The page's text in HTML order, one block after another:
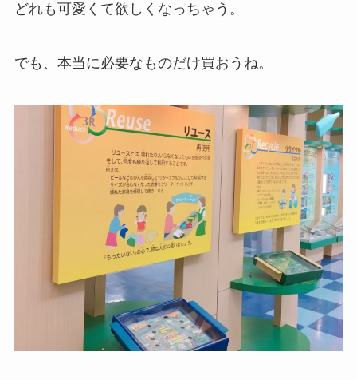
どれも可愛くて欲しくなっちゃう。
でも、本当に必要なものだけ買おうね。